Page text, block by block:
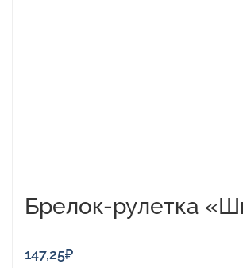
Брелок-рулетка
147,25₽